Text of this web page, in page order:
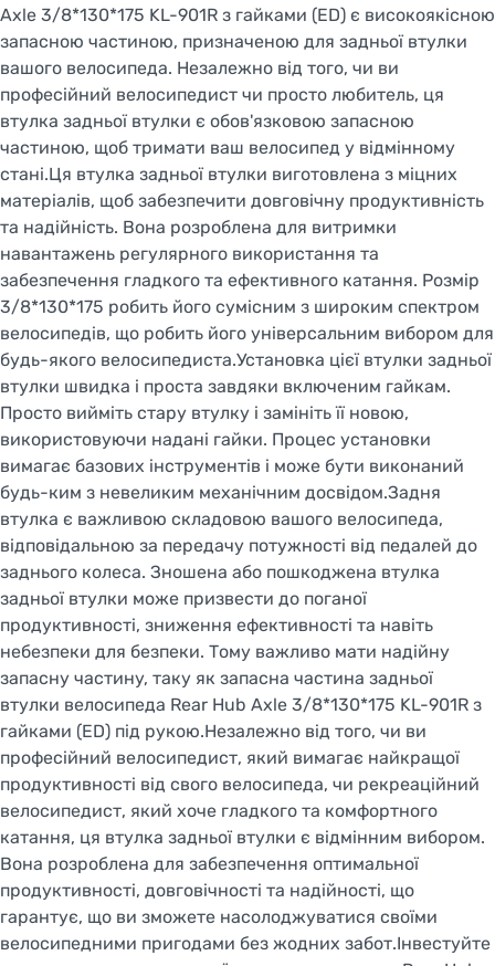
Axle 3/8*130*175 KL-901R з гайками (ED) є високоякісною
запасною частиною, призначеною для задньої втулки
вашого велосипеда. Незалежно від того, чи ви
професійний велосипедист чи просто любитель, ця
втулка задньої втулки є обов'язковою запасною
частиною, щоб тримати ваш велосипед у відмінному
стані.Ця втулка задньої втулки виготовлена з міцних
матеріалів, щоб забезпечити довговічну продуктивність
та надійність. Вона розроблена для витримки
навантажень регулярного використання та
забезпечення гладкого та ефективного катання. Розмір
3/8*130*175 робить його сумісним з широким спектром
велосипедів, що робить його універсальним вибором для
будь-якого велосипедиста.Установка цієї втулки задньої
втулки швидка і проста завдяки включеним гайкам.
Просто вийміть стару втулку і замініть її новою,
використовуючи надані гайки. Процес установки
вимагає базових інструментів і може бути виконаний
будь-ким з невеликим механічним досвідом.Задня
втулка є важливою складовою вашого велосипеда,
відповідальною за передачу потужності від педалей до
заднього колеса. Зношена або пошкоджена втулка
задньої втулки може призвести до поганої
продуктивності, зниження ефективності та навіть
небезпеки для безпеки. Тому важливо мати надійну
запасну частину, таку як запасна частина задньої
втулки велосипеда Rear Hub Axle 3/8*130*175 KL-901R з
гайками (ED) під рукою.Незалежно від того, чи ви
професійний велосипедист, який вимагає найкращої
продуктивності від свого велосипеда, чи рекреаційний
велосипедист, який хоче гладкого та комфортного
катання, ця втулка задньої втулки є відмінним вибором.
Вона розроблена для забезпечення оптимальної
продуктивності, довговічності та надійності, що
гарантує, що ви зможете насолоджуватися своїми
велосипедними пригодами без жодних забот.Інвестуйте